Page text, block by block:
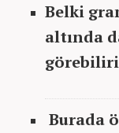
Belki
altında
Burada